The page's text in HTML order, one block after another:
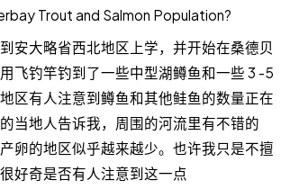
Trout and Salmon Population?
安大略省西北地区上学，并开始在桑德贝
飞钓竿钓到了一些中型湖鳟鱼和一些 3 -5
区有人注意到鳟鱼和其他鲑鱼的数量正在
当地人告诉我，周围的河流里有不错的
卵的地区似乎越来越少。也许我只是不擅
好奇是否有人注意到这一点